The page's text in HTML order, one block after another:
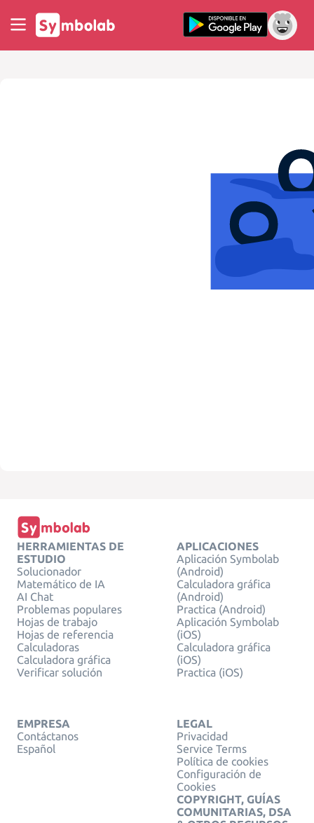
HERRAMIENTAS DE
ESTUDIO
Solucionador
Matemático de IA
AI Chat
Problemas populares
Hojas de trabajo
Hojas de referencia
Calculadoras
Calculadora gráfica
Verificar solución
APLICACIONES
Aplicación Symbolab
(Android)
Calculadora gráfica
(Android)
Practica (Android)
Aplicación Symbolab
(iOS)
Calculadora gráfica
(iOS)
Practica (iOS)
EMPRESA
Contáctanos
Español
LEGAL
Privacidad
Service Terms
Política de cookies
Configuración de
Cookies
COPYRIGHT, GUÍAS
COMUNITARIAS, DSA